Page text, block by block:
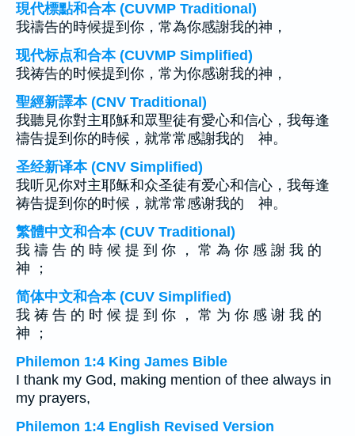
現代標點和合本 (CUVMP Traditional)
我禱告的時候提到你，常為你感謝我的神，
现代标点和合本 (CUVMP Simplified)
我祷告的时候提到你，常为你感谢我的神，
聖經新譯本 (CNV Traditional)
我聽見你對主耶穌和眾聖徒有愛心和信心，我每逢
禱告提到你的時候，就常常感謝我的 神。
圣经新译本 (CNV Simplified)
我听见你对主耶稣和众圣徒有爱心和信心，我每逢
祷告提到你的时候，就常常感谢我的 神。
繁體中文和合本 (CUV Traditional)
我 禱 告 的 時 候 提 到 你 ， 常 為 你 感 謝 我 的
神 ；
简体中文和合本 (CUV Simplified)
我 祷 告 的 时 候 提 到 你 ， 常 为 你 感 谢 我 的
神 ；
Philemon 1:4 King James Bible
I thank my God, making mention of thee always in
my prayers,
Philemon 1:4 English Revised Version